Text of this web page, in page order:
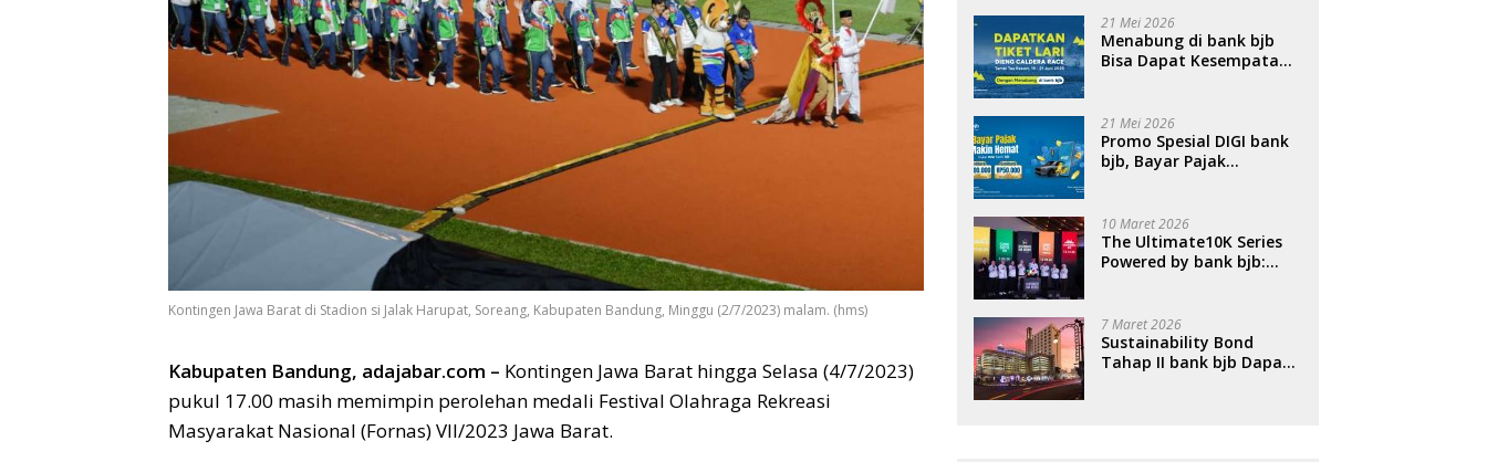
Kontingen Jawa Barat di Stadion si Jalak Harupat, Soreang, Kabupaten Bandung, Minggu (2/7/2023) malam. (hms)
Kabupaten Bandung, adajabar.com – Kontingen Jawa Barat hingga Selasa (4/7/2023)
pukul 17.00 masih memimpin perolehan medali Festival Olahraga Rekreasi
Masyarakat Nasional (Fornas) VII/2023 Jawa Barat.
DIGIWARA 2026
21 Mei 2026
Menabung di bank bjb
Bisa Dapat Kesempatan
21 Mei 2026
Promo Spesial DIGI bank
bjb, Bayar Pajak
10 Maret 2026
The Ultimate10K Series
Powered by bank bjb:
Ekonomi, dan
Menghidupkan Sport
Tourism Nasional
7 Maret 2026
Sustainability Bond
Tahap II bank bjb Dapat